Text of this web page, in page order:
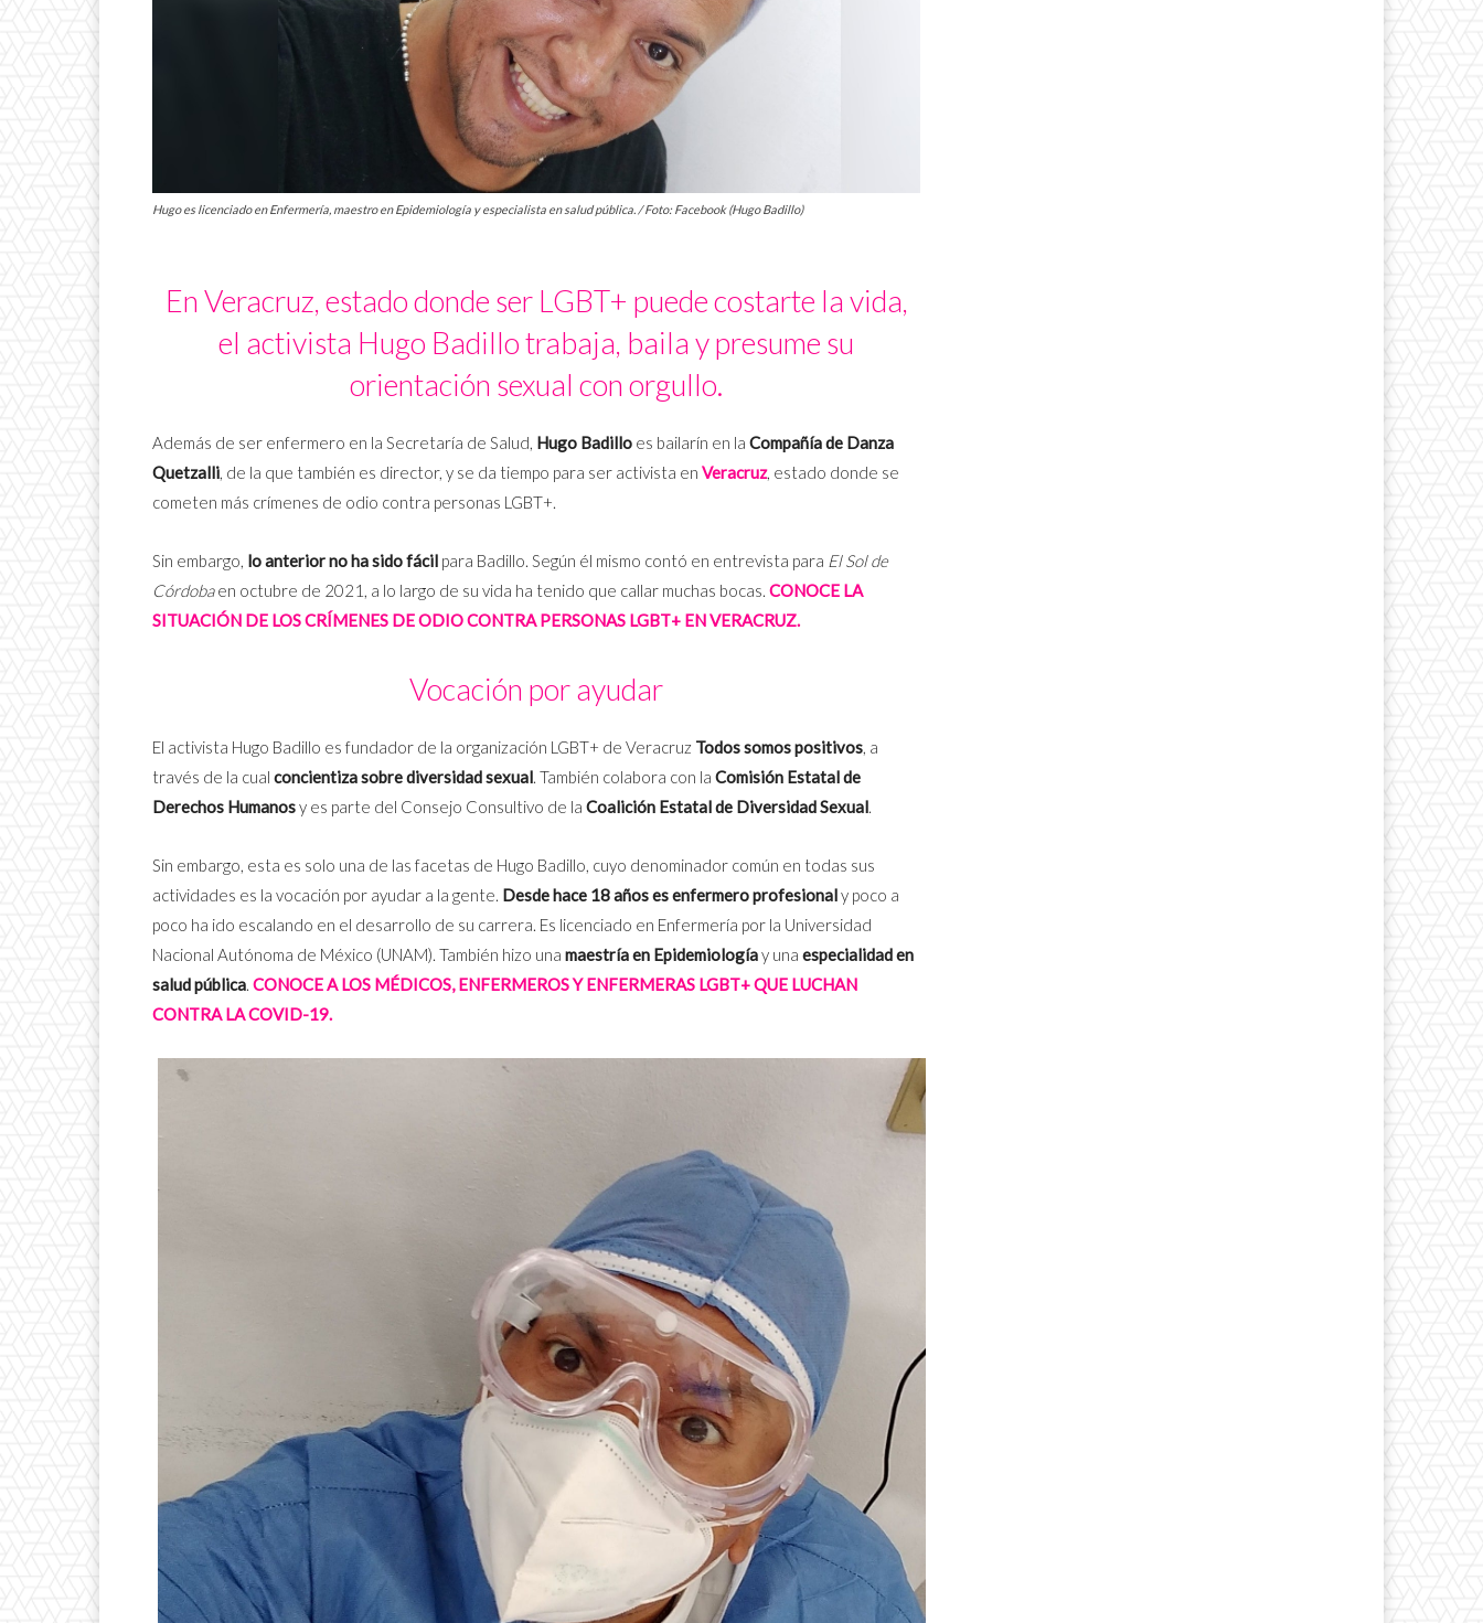
Hugo es licenciado en Enfermería, maestro en Epidemiología y especialista en salud pública. / Foto: Facebook (Hugo Badillo)
En Veracruz, estado donde ser LGBT+ puede costarte la vida,
el activista Hugo Badillo trabaja, baila y presume su
orientación sexual con orgullo.
Además de ser enfermero en la Secretaría de Salud, Hugo Badillo es bailarín en la Compañía de Danza
Quetzalli, de la que también es director, y se da tiempo para ser activista en Veracruz, estado donde se
cometen más crímenes de odio contra personas LGBT+.
Sin embargo, lo anterior no ha sido fácil para Badillo. Según él mismo contó en entrevista para El Sol de
Córdobaen octubre de 2021, a lo largo de su vida ha tenido que callar muchas bocas. CONOCE LA
SITUACIÓN DE LOS CRÍMENES DE ODIO CONTRA PERSONAS LGBT+ EN VERACRUZ.
Vocación por ayudar
El activista Hugo Badillo es fundador de la organización LGBT+ de Veracruz Todos somos positivos, a
través de la cual concientiza sobre diversidad sexual. También colabora con la Comisión Estatal de
Derechos Humanosy es parte del Consejo Consultivo de la Coalición Estatal de Diversidad Sexual.
Sin embargo, esta es solo una de las facetas de Hugo Badillo, cuyo denominador común en todas sus
actividades es la vocación por ayudar a la gente. Desde hace 18 años es enfermero profesionaly poco a
poco ha ido escalando en el desarrollo de su carrera. Es licenciado en Enfermería por la Universidad
Nacional Autónoma de México (UNAM). También hizo una maestría en Epidemiologíay una especialidad en
salud pública. CONOCE A LOS MÉDICOS, ENFERMEROS Y ENFERMERAS LGBT+ QUE LUCHAN
CONTRA LA COVID-19.